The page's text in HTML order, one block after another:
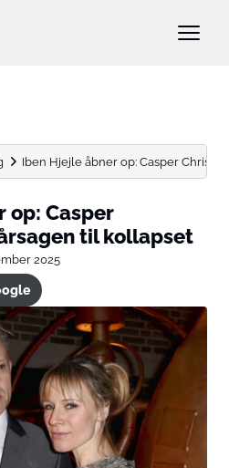
Iben Hjejle åbner op: Casper
op: Casper
til kollapset
2025